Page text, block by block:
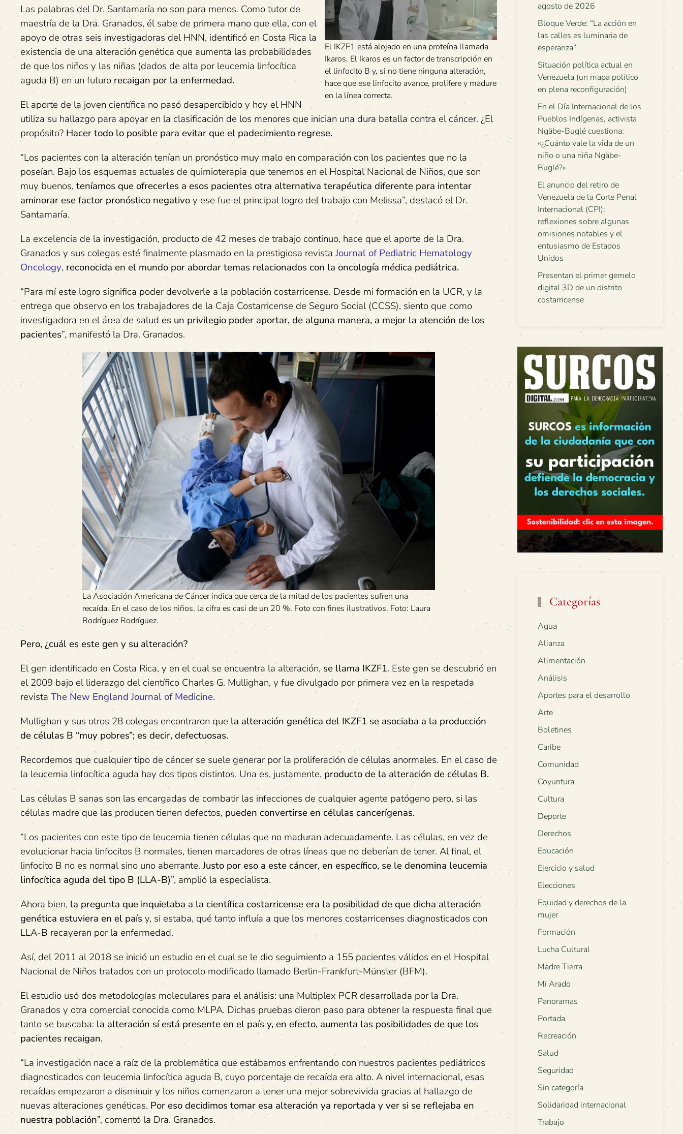
El IKZF1 está alojado en una proteína llamada
Ikaros. El Ikaros es un factor de transcripción en
el linfocito B y, si no tiene ninguna alteración,
hace que ese linfocito avance, prolifere y madure
en la línea correcta.
Las palabras del Dr. Santamaría no son para menos. Como tutor de
maestría de la Dra. Granados, él sabe de primera mano que ella, con el
apoyo de otras seis investigadoras del HNN, identificó en Costa Rica la
existencia de una alteración genética que aumenta las probabilidades
de que los niños y las niñas (dados de alta por leucemia linfocítica
aguda B) en un futuro recaigan por la enfermedad.
El aporte de la joven científica no pasó desapercibido y hoy el HNN
utiliza su hallazgo para apoyar en la clasificación de los menores que inician una dura batalla contra el cáncer. ¿El
propósito? Hacer todo lo posible para evitar que el padecimiento regrese.
“Los pacientes con la alteración tenían un pronóstico muy malo en comparación con los pacientes que no la
poseían. Bajo los esquemas actuales de quimioterapia que tenemos en el Hospital Nacional de Niños, que son
muy buenos, teníamos que ofrecerles a esos pacientes otra alternativa terapéutica diferente para intentar
aminorar ese factor pronóstico negativoy ese fue el principal logro del trabajo con Melissa”, destacó el Dr.
Santamaría.
La excelencia de la investigación, producto de 42 meses de trabajo continuo, hace que el aporte de la Dra.
Granados y sus colegas esté finalmente plasmado en la prestigiosa revistaJournal of Pediatric Hematology
Oncology, reconocida en el mundo por abordar temas relacionados con la oncología médica pediátrica.
“Para mí este logro significa poder devolverle a la población costarricense. Desde mi formación en la UCR, y la
entrega que observo en los trabajadores de la Caja Costarricense de Seguro Social (CCSS), siento que como
investigadora en el área de salud es un privilegio poder aportar, de alguna manera, a mejor la atención de los
pacientes”, manifestó la Dra. Granados.
La Asociación Americana de Cáncer indica que cerca de la mitad de los pacientes sufren una
recaída. En el caso de los niños, la cifra es casi de un 20 %. Foto con fines ilustrativos. Foto: Laura
Rodríguez Rodríguez.
Pero, ¿cuál es este gen y su alteración?
El gen identificado en Costa Rica, y en el cual se encuentra la alteración, se llama IKZF1. Este gen se descubrió en
el 2009 bajo el liderazgo del científico Charles G. Mullighan, y fue divulgado por primera vez en la respetada
revista The New England Journal of Medicine.
Mullighan y sus otros 28 colegas encontraron que la alteración genética del IKZF1 se asociaba a la producción
de células B “muy pobres”; es decir, defectuosas.
Recordemos que cualquier tipo de cáncer se suele generar por la proliferación de células anormales. En el caso de
la leucemia linfocítica aguda hay dos tipos distintos. Una es, justamente, producto de la alteración de células B.
Las células B sanas son las encargadas de combatir las infecciones de cualquier agente patógeno pero, si las
células madre que las producen tienen defectos, pueden convertirse en células cancerígenas.
“Los pacientes con este tipo de leucemia tienen células que no maduran adecuadamente. Las células, en vez de
evolucionar hacia linfocitos B normales, tienen marcadores de otras líneas que no deberían de tener. Al final, el
linfocito B no es normal sino uno aberrante.Justo por eso a este cáncer, en específico, se le denomina leucemia
linfocítica aguda del tipo B (LLA-B)”, amplió la especialista.
Ahora bien, la pregunta que inquietaba a la científica costarricense era la posibilidad de que dicha alteración
genética estuviera en el país y, si estaba, qué tanto influía a que los menores costarricenses diagnosticados con
LLA-B recayeran por la enfermedad.
Así, del 2011 al 2018 se inició un estudio en el cual se le dio seguimiento a 155 pacientes válidos en el Hospital
Nacional de Niños tratados con un protocolo modificado llamado Berlin-Frankfurt-Münster (BFM).
El estudio usó dos metodologías moleculares para el análisis: una Multiplex PCR desarrollada por la Dra.
Granados y otra comercial conocida como MLPA. Dichas pruebas dieron paso para obtener la respuesta final que
tanto se buscaba: la alteración sí está presente en el país y, en efecto, aumenta las posibilidades de que los
pacientes recaigan.
“La investigación nace a raíz de la problemática que estábamos enfrentando con nuestros pacientes pediátricos
diagnosticados con leucemia linfocítica aguda B, cuyo porcentaje de recaída era alto. A nivel internacional, esas
recaídas empezaron a disminuir y los niños comenzaron a tener una mejor sobrevivida gracias al hallazgo de
nuevas alteraciones genéticas.Por eso decidimos tomar esa alteración ya reportada y ver si se reflejaba en
nuestra población”, comentó la Dra. Granados.
agosto de 2026
Bloque Verde: “La acción en
las calles es luminaria de
esperanza”
Situación política actual en
Venezuela (un mapa político
en plena reconfiguración)
En el Día Internacional de los
Pueblos Indígenas, activista
Ngäbe-Buglé cuestiona:
«¿Cuánto vale la vida de un
niño o una niña Ngäbe-
Buglé?»
El anuncio del retiro de
Venezuela de la Corte Penal
Internacional (CPI):
reflexiones sobre algunas
omisiones notables y el
entusiasmo de Estados
Unidos
Presentan el primer gemelo
digital 3D de un distrito
costarricense
Categorías
Agua
Alianza
Alimentación
Análisis
Aportes para el desarrollo
Arte
Boletines
Caribe
Comunidad
Coyuntura
Cultura
Deporte
Derechos
Educación
Ejercicio y salud
Elecciones
Equidad y derechos de la
mujer
Formación
Lucha Cultural
Madre Tierra
Mi Arado
Panoramas
Portada
Recreación
Salud
Seguridad
Sin categoría
Solidaridad internacional
Trabajo